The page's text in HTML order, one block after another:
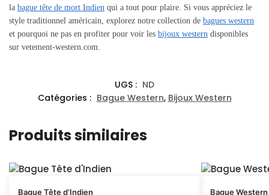
la bague tête de mort Indien qui a tout pour plaire. Si vous appréciez le
style traditionnel américain, explorez notre collection de bagues western
et pourquoi ne pas en profiter pour voir les bijoux western disponibles
sur vetement-western.com.
UGS : ND
Catégories : Bague Western, Bijoux Western
Produits similaires
Bague Tête d’Indien Bague